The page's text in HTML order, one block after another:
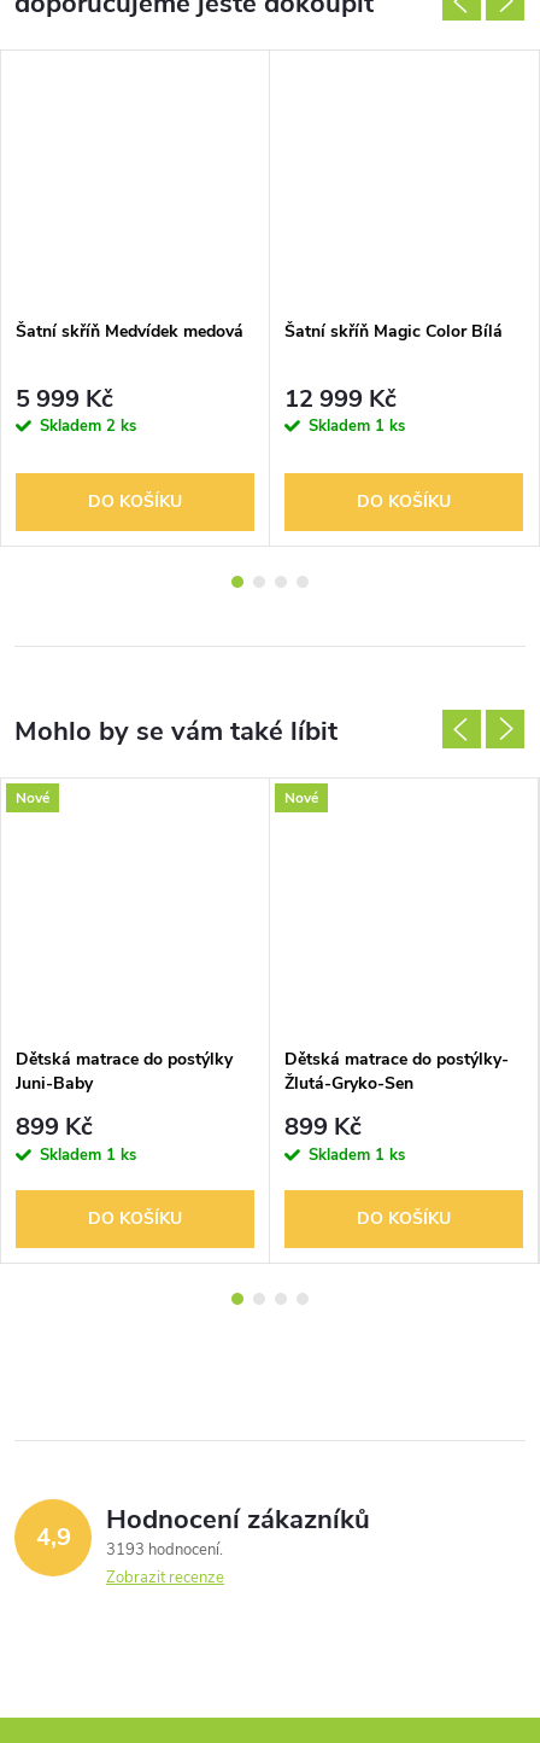
Šatní skříň Medvídek medová
5 999 Kč
Skladem 2 ks
DO KOŠÍKU
Šatní skříň Magic Color Bílá
12 999 Kč
Skladem 1 ks
DO KOŠÍKU
Nové
Dětská matrace do postýlky
Juni-Baby
899 Kč
Skladem 1 ks
DO KOŠÍKU
Nové
Dětská matrace do postýlky-
Žlutá-Gryko-Sen
899 Kč
Skladem 1 ks
DO KOŠÍKU
4,9 Hodnocení zákazníků
3193 hodnocení
Zobrazit recenze